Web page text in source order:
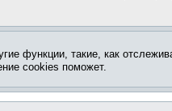
функции, такие, как
cookies поможет.